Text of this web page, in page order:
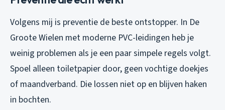
Volgens mij is preventie de beste ontstopper. In De
Groote Wielen met moderne PVC-leidingen heb je
weinig problemen als je een paar simpele regels volgt.
Spoel alleen toiletpapier door, geen vochtige doekjes
of maandverband. Die lossen niet op en blijven haken
in bochten.